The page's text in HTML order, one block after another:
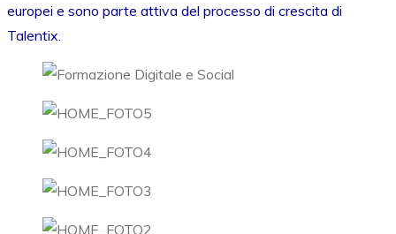
europei e sono parte attiva del processo di crescita di
Talentix.